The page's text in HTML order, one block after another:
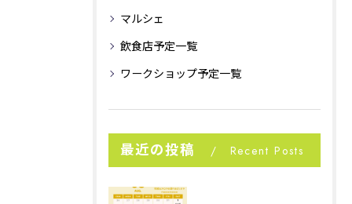
マルシェ
飲食店予定一覧
ワークショップ予定一覧
最近の投稿 Recent Posts